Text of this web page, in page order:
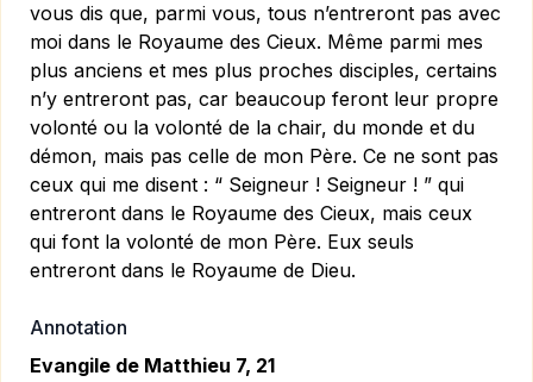
vous dis que, parmi vous, tous n’entreront pas avec
moi dans le Royaume des Cieux. Même parmi mes
plus anciens et mes plus proches disciples, certains
n’y entreront pas, car beaucoup feront leur propre
volonté ou la volonté de la chair, du monde et du
démon, mais pas celle de mon Père. Ce ne sont pas
ceux qui me disent : “ Seigneur ! Seigneur ! ” qui
entreront dans le Royaume des Cieux, mais ceux
qui font la volonté de mon Père. Eux seuls
entreront dans le Royaume de Dieu.
Annotation
Evangile de Matthieu 7, 21